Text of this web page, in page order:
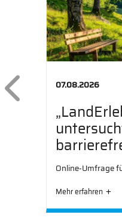
Previous
07.08.2026
Online-Umfrage
Mehr erfahren